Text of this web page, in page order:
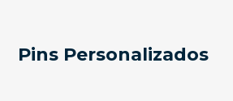
Pins Personalizados